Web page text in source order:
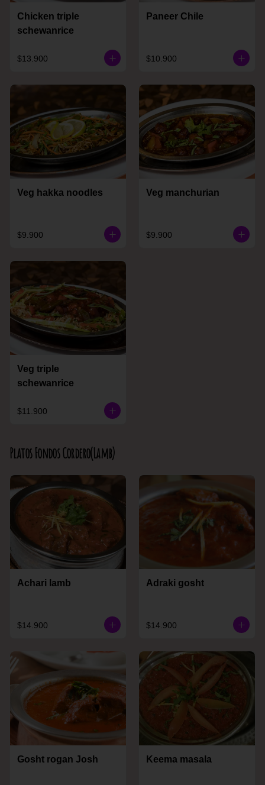
Chicken triple
schewanrice
$13.900
Paneer Chile
$10.900
Veg hakka noodles
$9.900
Veg manchurian
$9.900
Veg triple
schewanrice
$11.900
Platos Fondos Cordero(Lamb)
Achari lamb
$14.900
Adraki gosht
$14.900
Gosht rogan Josh Keema masala